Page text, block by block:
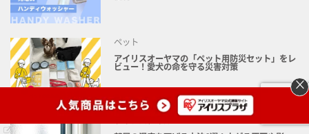
×
ペット
アイリスオーヤマの「ペット用防災セット」をレ
ビュー！愛犬の命を守る災害対策